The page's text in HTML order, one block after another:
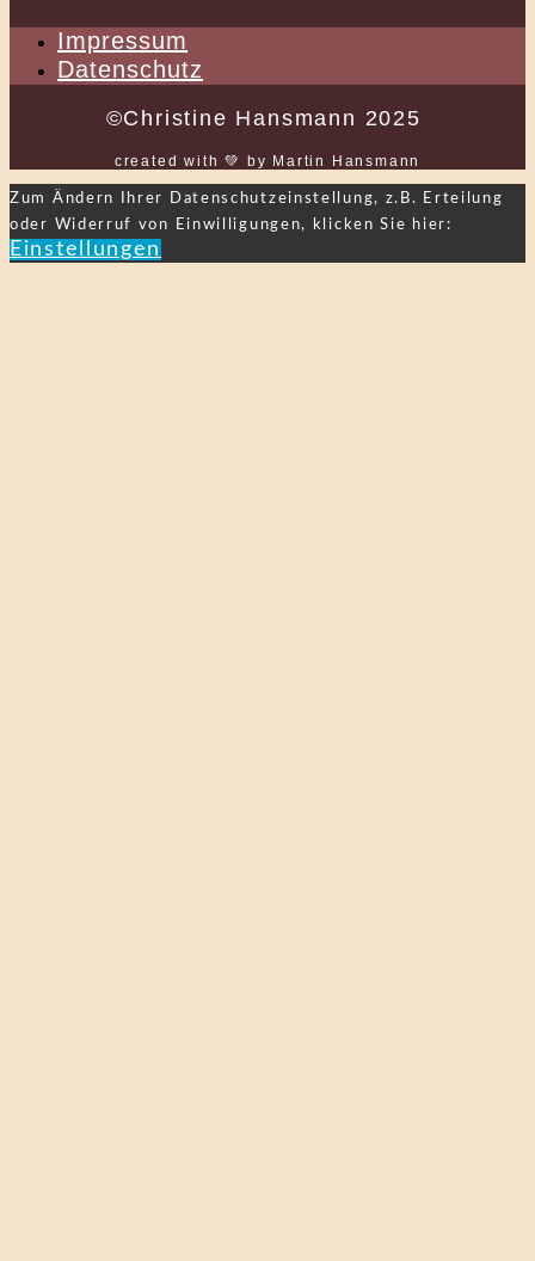
Impressum
Datenschutz
©Christine Hansmann 2025
created with 💚 by Martin Hansmann
Zum Ändern Ihrer Datenschutzeinstellung, z.B. Erteilung
oder Widerruf von Einwilligungen, klicken Sie hier:
Einstellungen